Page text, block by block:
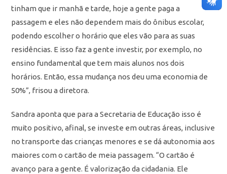
tinham que ir manhã e tarde, hoje a gente paga a
passagem e eles não dependem mais do ônibus escolar,
podendo escolher o horário que eles vão para as suas
residências. E isso faz a gente investir, por exemplo, no
ensino fundamental que tem mais alunos nos dois
horários. Então, essa mudança nos deu uma economia de
50%”, frisou a diretora.
Sandra aponta que para a Secretaria de Educação isso é
muito positivo, afinal, se investe em outras áreas, inclusive
no transporte das crianças menores e se dá autonomia aos
maiores com o cartão de meia passagem. “O cartão é
avanço para a gente. É valorização da cidadania. Ele